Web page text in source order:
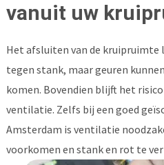
vanuit uw
Het afsluiten van de kruipruimte
tegen stank, maar geuren
komen. Bovendien blijft het
ventilatie. Zelfs bij een goed
Amsterdam is ventilatie
voorkomen en stank en rot te